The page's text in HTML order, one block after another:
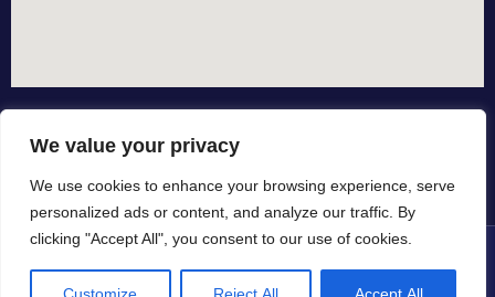
We value your privacy
We use cookies to enhance your browsing experience, serve
personalized ads or content, and analyze our traffic. By
clicking "Accept All", you consent to our use of cookies.
© All rights reserved dal 2015